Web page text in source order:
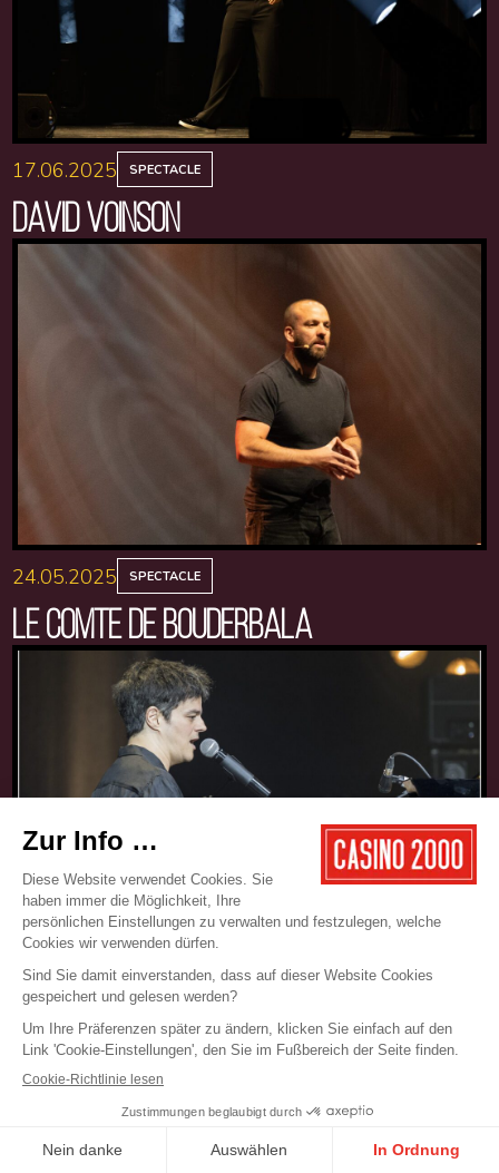
17.06.2025 SPECTACLE
DAVID VOINSON
24.05.2025 SPECTACLE
LE COMTE DE BOUDERBALA
17.05.2025 CONCERT
JAMIE CULLUM